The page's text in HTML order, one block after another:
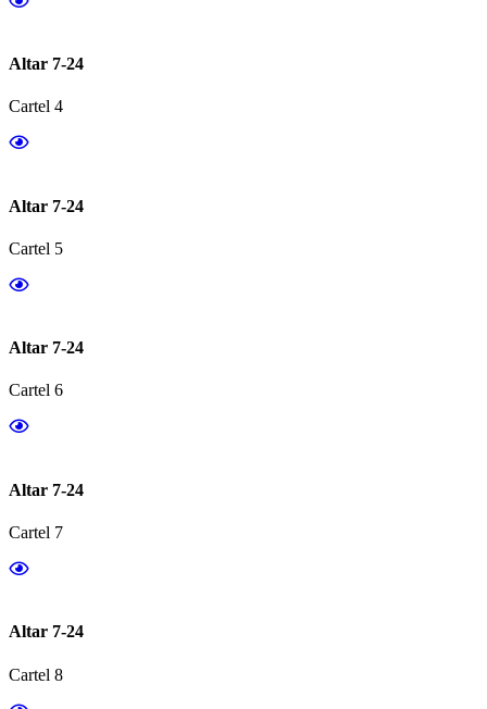
Altar 7-24
Cartel 4
Altar 7-24
Cartel 5
Altar 7-24
Cartel 6
Altar 7-24
Cartel 7
Altar 7-24
Cartel 8